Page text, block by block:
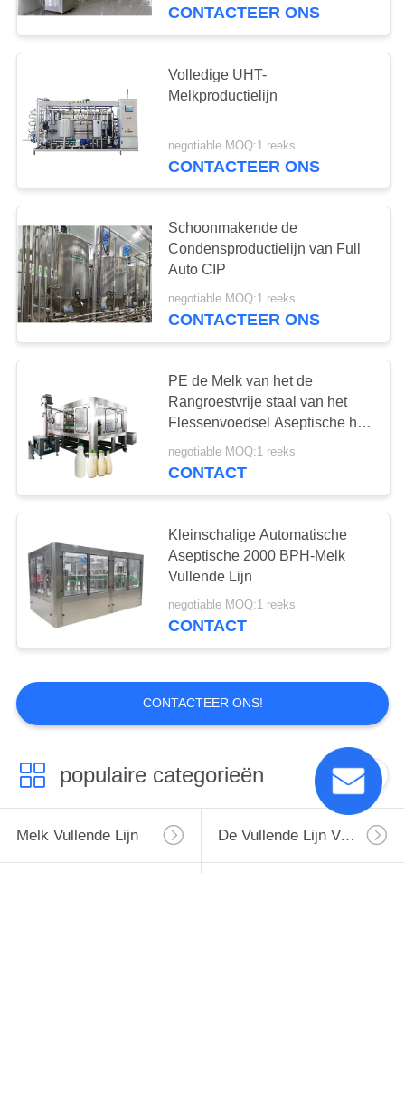
CONTACTEER ONS
Volledige UHT-
Melkproductielijn
negotiable MOQ:1 reeks
CONTACTEER ONS
Schoonmakende de
Condensproductielijn van Full
Auto CIP
negotiable MOQ:1 reeks
CONTACTEER ONS
PE de Melk van het de
Rangroestvrije staal van het
Flessenvoedsel Aseptische het
Vullen Machine
negotiable MOQ:1 reeks
CONTACT
Kleinschalige Automatische
Aseptische 2000 BPH-Melk
Vullende Lijn
negotiable MOQ:1 reeks
CONTACT
CONTACTEER ONS!
populaire categorieën Alle
Melk Vullende Lijn De Vullende Lijn Van De Monoblockmelk